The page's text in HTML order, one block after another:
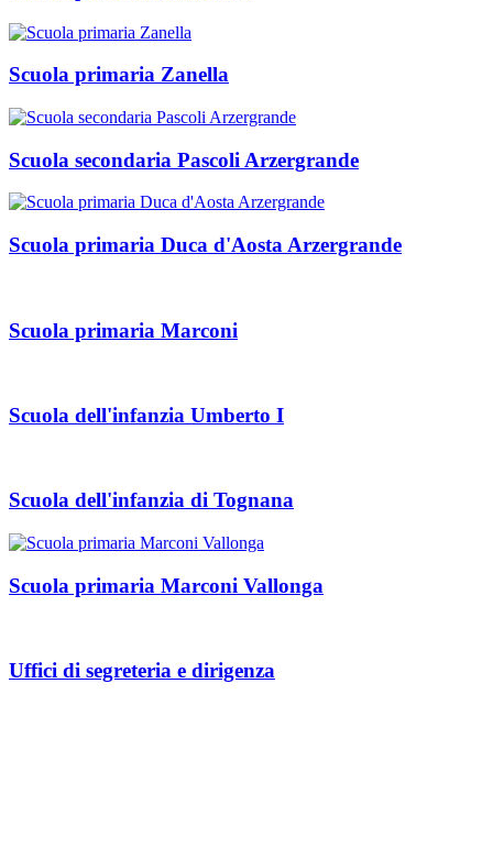
Scuola primaria Zanella
Scuola secondaria Pascoli Arzergrande
Scuola primaria Duca d'Aosta Arzergrande
Scuola primaria Marconi
Scuola dell'infanzia Umberto I
Scuola dell'infanzia di Tognana
Scuola primaria Marconi Vallonga
Uffici di segreteria e dirigenza